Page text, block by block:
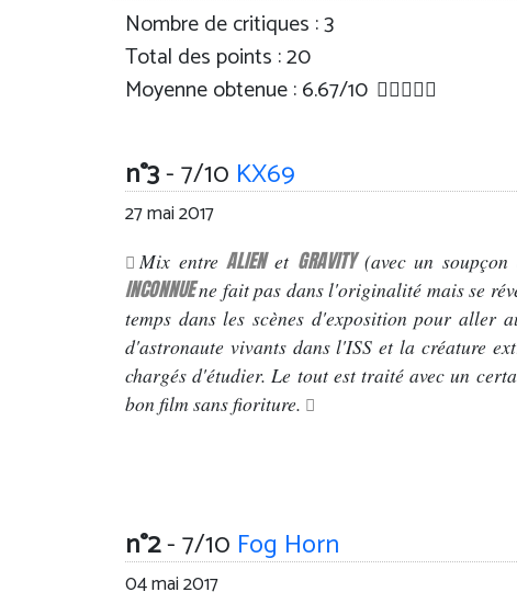
Nombre de critiques :3
Total des points : 20
Moyenne obtenue :6.67/10
n°3- 7/10 KX69
27 mai 2017
Mix entreALIENet GRAVITY(avec un soupçon
INCONNUEne fait pas dans l'originalité mais se
temps dans les scènes d'exposition pour
d'astronaute vivants dans l'ISS et la créature
chargés d'étudier. Le tout est traité avec un
bon film sans fioriture.
n°2- 7/10 Fog Horn
04 mai 2017